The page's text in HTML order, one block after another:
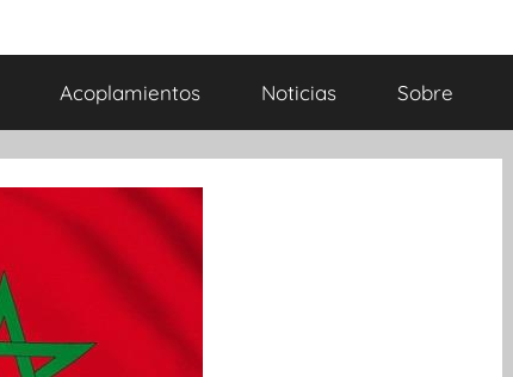
Acoplamientos Noticias Sobre